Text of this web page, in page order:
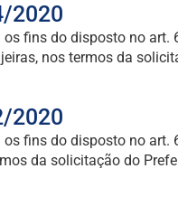
2020
os fins do disposto no
nos termos da
2020
os fins do disposto no
da solicitação do